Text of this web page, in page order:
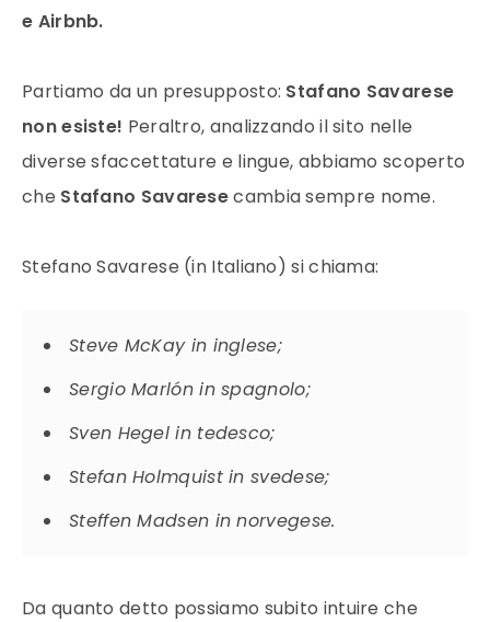
e Airbnb.
Partiamo da un presupposto: Stafano Savarese
non esiste! Peraltro, analizzando il sito nelle
diverse sfaccettature e lingue, abbiamo scoperto
che Stafano Savaresecambia sempre nome.
Stefano Savarese (in Italiano) si chiama:
Steve McKay in inglese;
Sergio Marlón in spagnolo;
Sven Hegel in tedesco;
Stefan Holmquist in svedese;
Steffen Madsen in norvegese.
Da quanto detto possiamo subito intuire che